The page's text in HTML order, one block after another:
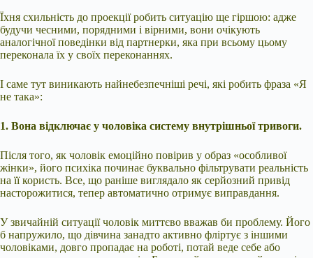
Їхня схильність до проекції робить ситуацію ще гіршою: адже
будучи чесними, порядними і вірними, вони очікують
аналогічної поведінки від партнерки, яка при всьому цьому
переконала їх у своїх переконаннях.
І саме тут виникають найнебезпечніші речі, які робить фраза «Я
не така»:
1. Вона відключає у чоловіка систему внутрішньої тривоги.
Після того, як чоловік емоційно повірив у образ «особливої
жінки», його психіка починає буквально фільтрувати реальність
на її користь. Все, що раніше виглядало як серйозний привід
насторожитися, тепер автоматично отримує виправдання.
У звичайній ситуації чоловік миттєво вважав би проблему. Його
б напружило, що дівчина занадто активно фліртує з іншими
чоловіками, довго пропадає на роботі, потай веде себе або